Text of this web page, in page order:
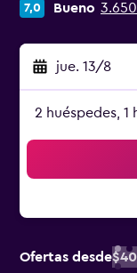
7,0 Bueno
jue. 13/8
2 huéspedes, 1
Ofertas desde$40